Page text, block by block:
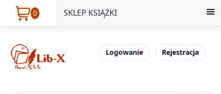
0 SKLEP KSIĄŻKI
Logowanie Rejestracja